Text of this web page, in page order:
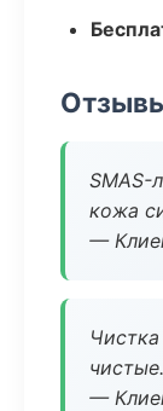
SMAS-
кожа
—
—